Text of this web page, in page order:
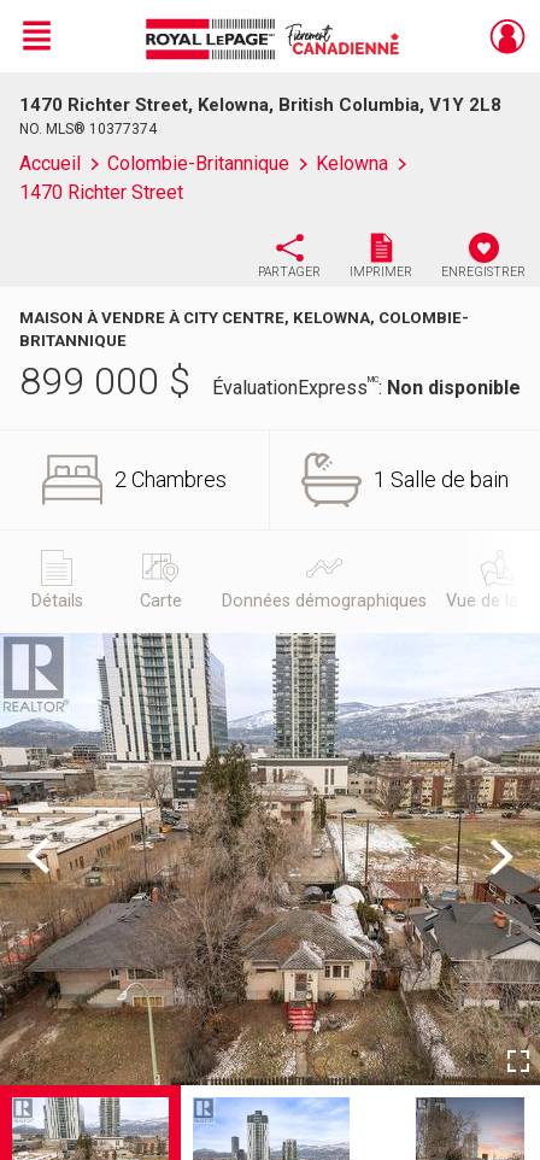
Live
En Direct
Menu
1470 Richter Street, Kelowna, British Columbia, V1Y 2L8
NO. MLS® 10377374
Accueil Colombie-Britannique
Kelowna
1470 Richter Street
PARTAGER IMPRIMER ENREGISTRER
MAISON À VENDRE À CITY CENTRE, KELOWNA, COLOMBIE-
BRITANNIQUE
899 000 $ ÉvaluationExpressMC: Non disponible
2 Chambres 1 Salle de bain
Détails Carte Données démographiques Vue de la
Previous Next